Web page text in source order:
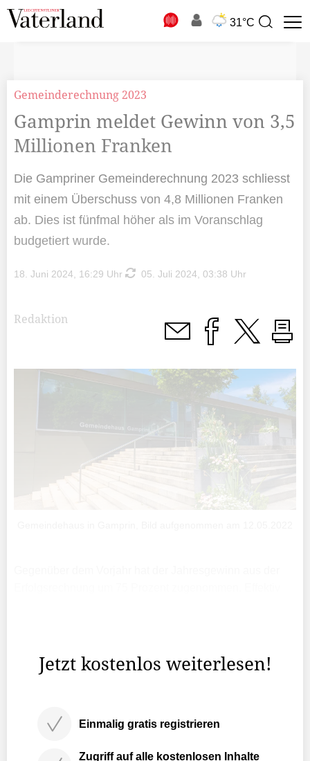
31°C
Suchbegriff
Gemeinderechnung 2023
Gamprin meldet Gewinn von 3,5
Millionen Franken
Die Gampriner Gemeinderechnung 2023 schliesst
mit einem Überschuss von 4,8 Millionen Franken
ab. Dies ist fünfmal höher als im Voranschlag
budgetiert wurde.
18. Juni 2024, 16:29 Uhr 05. Juli 2024, 03:38 Uhr
Redaktion
Jetzt kostenlos weiterlesen!
Einmalig gratis registrieren
Zugriff auf alle kostenlosen Inhalte